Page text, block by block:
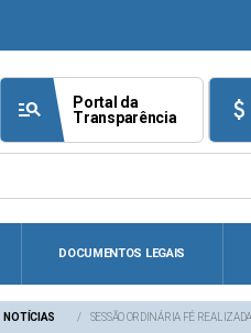
manage_search
Portal da
Transparência
attach_money
DOCUMENTOS LEGAIS
NOTÍCIAS SESSÃO ORDINÁRIA FÉ